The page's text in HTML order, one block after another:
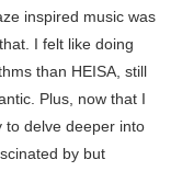
inspired music was
I felt like doing
than HEISA, still
Plus, now that I
to delve deeper into
by but